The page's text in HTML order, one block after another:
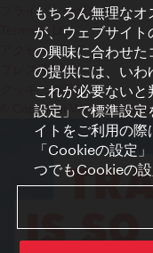
プライバシーポリシー
Terms of Use
アクセシビリティ
プレス連絡先
クッキーの設定
© Copyright
もちろん無理な
が、ウェブサイ
の興味に合わせた
の提供には、いわ
これが必要ない
設定」で標準設定
イトをご利用の際
「Cookieの設定
つでもCookieの設